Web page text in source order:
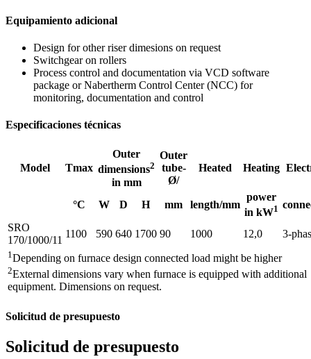
Equipamiento adicional
Design for other riser dimesions on request
Switchgear on rollers
Process control and documentation via VCD software
package or Nabertherm Control Center (NCC) for
monitoring, documentation and control
Especificaciones técnicas
Model Tmax
Outer
dimensions2
in mm
Outer
tube-
Ø/
Heated Heating
°C W D H mm length/mm
power
in kW1
SRO
170/1000/11
1100 590 640 1700 90 1000 12,0 3-
1Depending on furnace design connected load might be higher
2External dimensions vary when furnace is equipped with additional
equipment. Dimensions on request.
Solicitud de presupuesto
Solicitud de presupuesto